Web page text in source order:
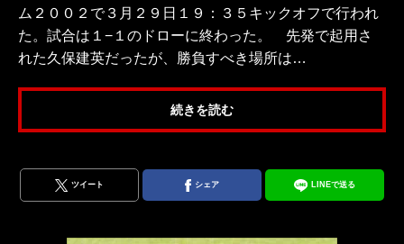
ム２００２で３月２９日１９：３５キックオフで行われ
た。試合は１−１のドローに終わった。 先発で起用さ
れた久保建英だったが、勝負すべき場所は…
続きを読む
ツイート シェア LINEで送る